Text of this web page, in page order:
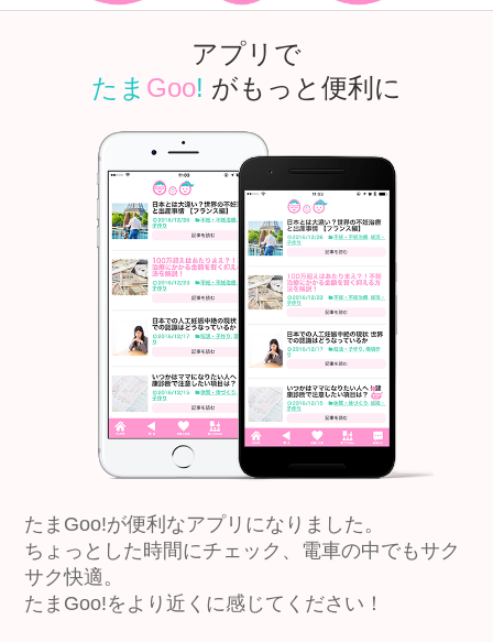
アプリで
たま Goo! がもっと便利に
たまGoo!が便利なアプリになりました。
ちょっとした時間にチェック、電車の中でもサク
サク快適。
たまGoo!をより近くに感じてください！